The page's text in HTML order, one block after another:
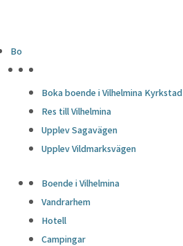
Bo
Boka boende i Vilhelmina Kyrkstad
Res till Vilhelmina
Upplev Sagavägen
Upplev Vildmarksvägen
Boende i Vilhelmina
Vandrarhem
Hotell
Campingar